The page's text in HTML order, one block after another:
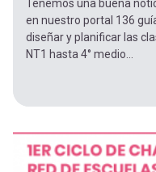
Tenemos una buena
en nuestro portal 136
diseñar y planificar las
NT1 hasta 4° medio...